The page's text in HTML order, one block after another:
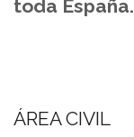
toda España.
ÁREA CIVIL